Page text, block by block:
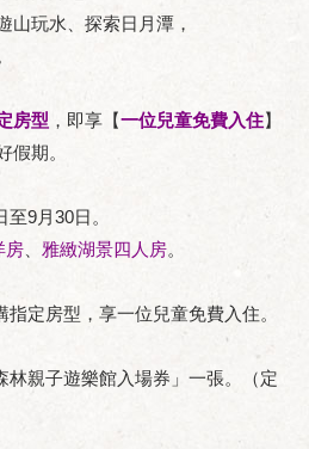
山玩水、探索日月潭，
房型 ，即享【一位兒童免費入住】
假期。
9月30日。
房 雅緻湖景四人房。
定房型，享一位兒童免費入住。
林親子遊樂館入場券」一張。（定